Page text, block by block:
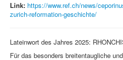
Link: https://www.ref.ch/news/
zurich-reformation-geschichte/
Lateinwort des Jahres 2025:
Für das besonders breitentaugliche